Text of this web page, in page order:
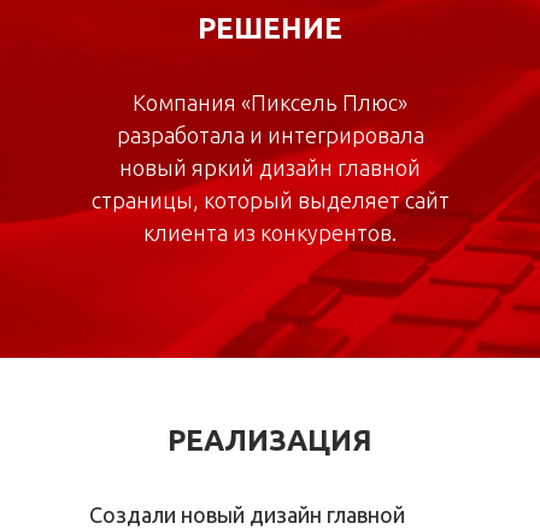
РЕШЕНИЕ
Компания «Пиксель Плюс»
разработала и интегрировала
новый яркий дизайн главной
страницы, который выделяет сайт
клиента из конкурентов.
РЕАЛИЗАЦИЯ
Создали новый дизайн главной